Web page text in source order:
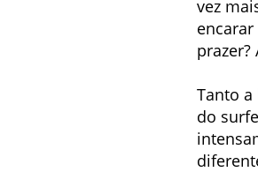
vez
prazer?
Tanto
do